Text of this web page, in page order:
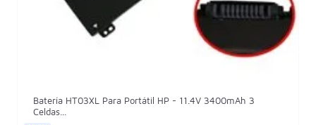
Batería HT03XL Para Portátil HP - 11.4V 3400mAh 3
Celdas...